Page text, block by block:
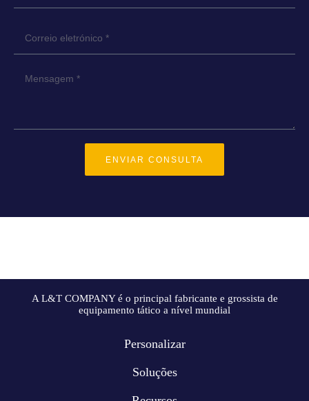
ENVIAR CONSULTA
A L&T COMPANY é o principal fabricante e grossista de
equipamento tático a nível mundial
Personalizar
Soluções